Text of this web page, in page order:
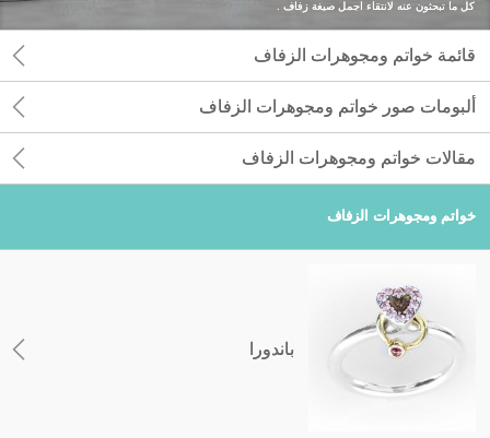
كل ما تبحثون عنه لانتقاء اجمل صيغة زفاف .
قائمة خواتم ومجوهرات الزفاف
ألبومات صور خواتم ومجوهرات الزفاف
مقالات خواتم ومجوهرات الزفاف
خواتم ومجوهرات الزفاف
باندورا